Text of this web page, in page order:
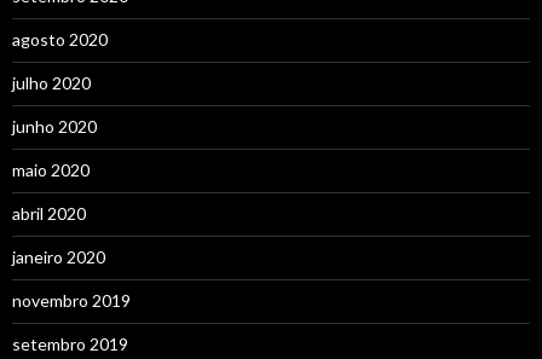
agosto 2020
julho 2020
junho 2020
maio 2020
abril 2020
janeiro 2020
novembro 2019
setembro 2019